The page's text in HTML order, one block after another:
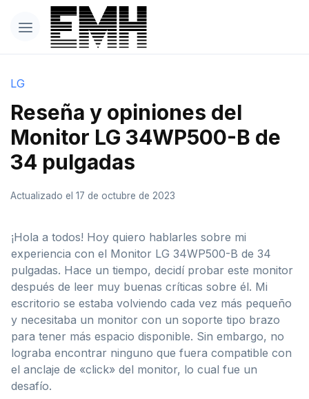
LG
Reseña y opiniones del
Monitor LG 34WP500-B de
34 pulgadas
Actualizado el 17 de octubre de 2023
¡Hola a todos! Hoy quiero hablarles sobre mi
experiencia con el Monitor LG 34WP500-B de 34
pulgadas. Hace un tiempo, decidí probar este monitor
después de leer muy buenas críticas sobre él. Mi
escritorio se estaba volviendo cada vez más pequeño
y necesitaba un monitor con un soporte tipo brazo
para tener más espacio disponible. Sin embargo, no
lograba encontrar ninguno que fuera compatible con
el anclaje de «click» del monitor, lo cual fue un
desafío.